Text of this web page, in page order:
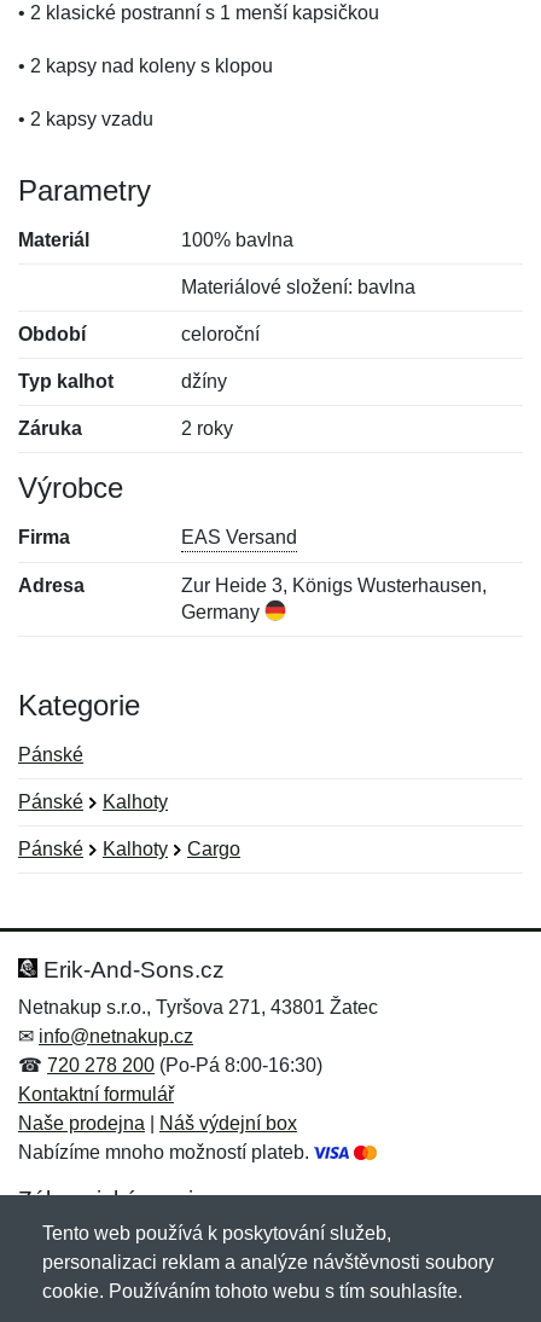
• 2 klasické postranní s 1 menší kapsičkou
• 2 kapsy nad koleny s klopou
• 2 kapsy vzadu
Parametry
Materiál 100% bavlna
Materiálové složení: bavlna
Období celoroční
Typ kalhot džíny
Záruka 2 roky
Výrobce
Firma EAS Versand
Adresa
Zur Heide 3, Königs Wusterhausen,
Germany
Kategorie
Pánské
Pánské Kalhoty
Pánské Kalhoty Cargo
Hodnocení:
Jméno: *
Zpráva*
Jméno:
E-mail:*
Erik-And-Sons.cz
Netnakup s.r.o., Tyršova 271, 43801 Žatec
✉ info@netnakup.cz
☎ 720 278 200 (Po-Pá 8:00-16:30)
Kontaktní formulář
Naše prodejna
Náš výdejní box
Nabízíme mnoho možností plateb.
Zákaznický servis
Novinky emailem
Tento web používá k poskytování služeb,
personalizaci reklam a analýze návštěvnosti soubory
cookie. Používáním tohoto webu s tím souhlasíte.